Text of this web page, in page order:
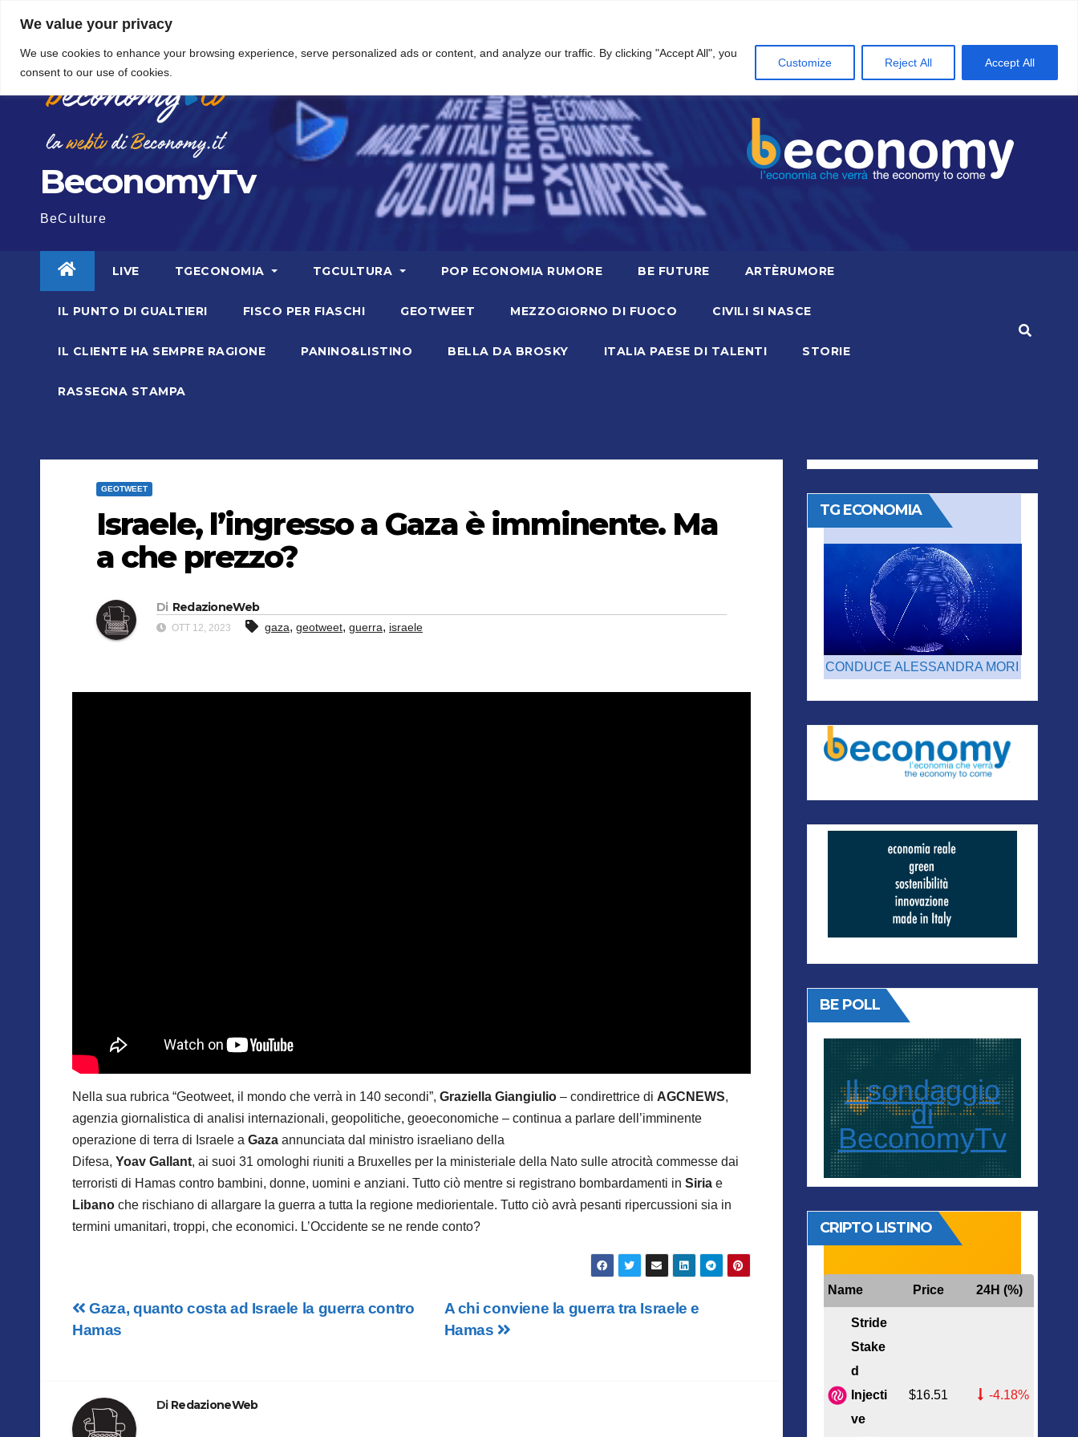
We value your privacy
We use cookies to enhance your browsing experience, serve personalized ads or content, and analyze our traffic. By clicking "Accept All", you
consent to our use of cookies.
Customize Reject All Accept All
contenuto
5 Agosto 2026 16:06
BeconomyTv
BeCulture
LIVE TGECONOMIA TGCULTURA POP ECONOMIA RUMORE BE FUTURE ARTÈRUMORE
IL PUNTO DI GUALTIERI FISCO PER FIASCHI GEOTWEET MEZZOGIORNO DI FUOCO CIVILI SI NASCE
IL CLIENTE HA SEMPRE RAGIONE PANINO&LISTINO BELLA DA BROSKY ITALIA PAESE DI TALENTI STORIE
RASSEGNA STAMPA
GEOTWEET
Israele, l’ingresso a Gaza è imminente. Ma
a che prezzo?
Di RedazioneWeb
OTT 12, 2023 gaza, geotweet, guerra, israele
Nella sua rubrica “Geotweet, il mondo che verrà in 140 secondi”, Graziella Giangiulio – condirettrice di AGCNEWS,
agenzia giornalistica di analisi internazionali, geopolitiche, geoeconomiche – continua a parlare dell’imminente
operazione di terra di Israele a Gaza annunciata dal ministro israeliano della
Difesa, Yoav Gallant, ai suoi 31 omologhi riuniti a Bruxelles per la ministeriale della Nato sulle atrocità commesse dai
terroristi di Hamas contro bambini, donne, uomini e anziani. Tutto ciò mentre si registrano bombardamenti in Siria e
Libano che rischiano di allargare la guerra a tutta la regione mediorientale. Tutto ciò avrà pesanti ripercussioni sia in
termini umanitari, troppi, che economici. L’Occidente se ne rende conto?
Navigazione
A chi conviene la guerra tra Israele e
Hamas
Gaza, quanto costa ad Israele la guerra contro
Hamas
Di RedazioneWeb
TG ECONOMIA
CONDUCE ALESSANDRA MORI
BE POLL
Il sondaggio
di
BeconomyTv
CRIPTO LISTINO
Name Price 24H (%)
Stride
Stake
d
Injecti
ve
$16.51 -4.18%